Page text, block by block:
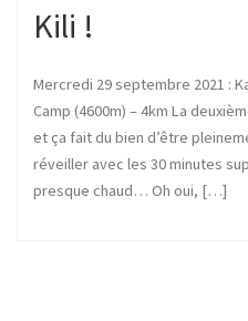
Kili !
Mercredi 29 septembre 2021 :
Camp (4600m) – 4km La
et ça fait du bien d’être
réveiller avec les 30 minutes
presque chaud… Oh oui, […]